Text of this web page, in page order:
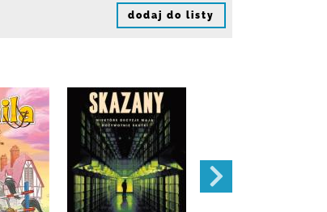
dodaj do listy